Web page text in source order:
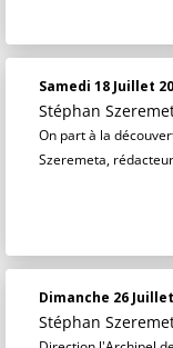
Samedi 18 Juillet
Stéphan
On part à la
Szeremeta,
Dimanche 26
Stéphan